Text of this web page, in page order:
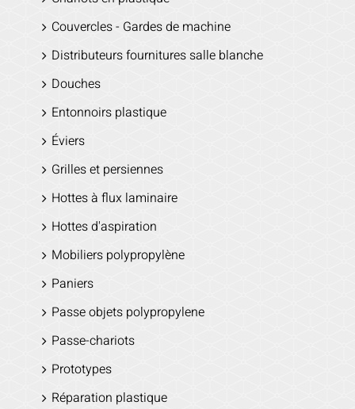
Couvercles - Gardes de machine
Distributeurs fournitures salle blanche
Douches
Entonnoirs plastique
Éviers
Grilles et persiennes
Hottes à flux laminaire
Hottes d'aspiration
Mobiliers polypropylène
Paniers
Passe objets polypropylene
Passe-chariots
Prototypes
Réparation plastique